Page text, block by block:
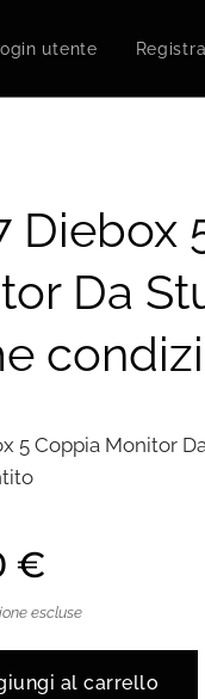
Login utente
Diebox
Da
5 Coppia Monitor
€
escluse
al carrello